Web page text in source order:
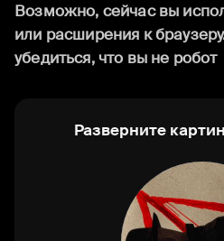
Возможно, сейчас вы
или расширения к
убедиться, что вы не робот
Разверните